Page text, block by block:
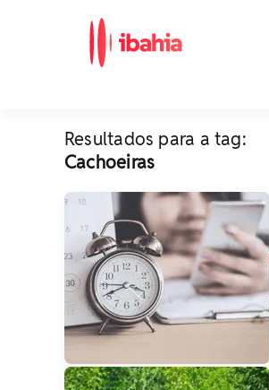
Resultados para a tag:
Cachoeiras